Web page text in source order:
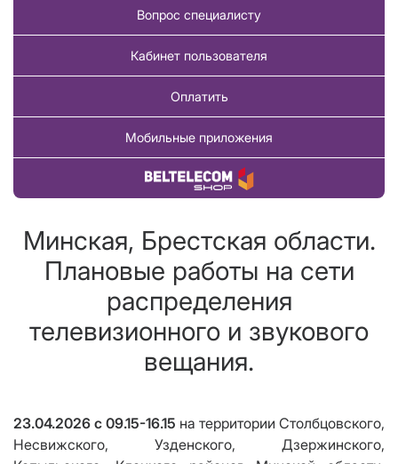
Вопрос специалисту
Кабинет пользователя
Оплатить
Мобильные приложения
Купить товар
Минская, Брестская области.
Плановые работы на сети
распределения
телевизионного и звукового
вещания.
23.04.2026 с 09.15-16.15 на территории Столбцовского,
Несвижского, Узденского, Дзержинского,